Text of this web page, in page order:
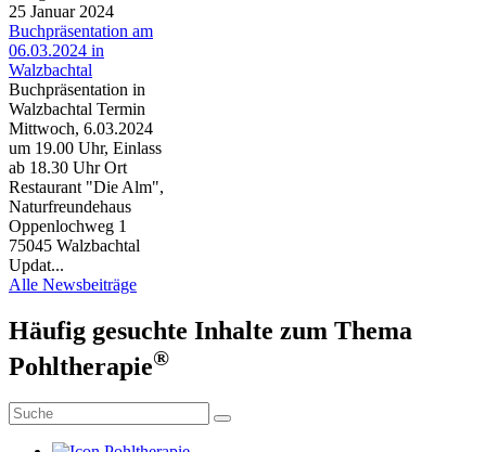
25 Januar 2024
Buchpräsentation am
06.03.2024 in
Walzbachtal
Buchpräsentation in
Walzbachtal Termin
Mittwoch, 6.03.2024
um 19.00 Uhr, Einlass
ab 18.30 Uhr Ort
Restaurant "Die Alm",
Naturfreundehaus
Oppenlochweg 1
75045 Walzbachtal
Updat...
Alle Newsbeiträge
Häufig gesuchte Inhalte zum Thema
Pohltherapie®